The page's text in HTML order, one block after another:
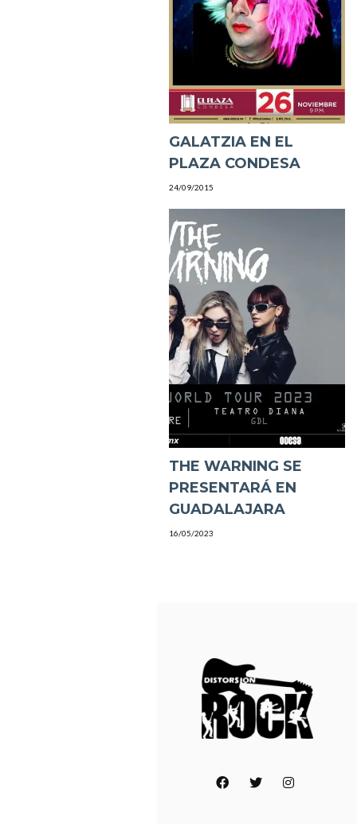
GALATZIA EN EL
PLAZA CONDESA
24/09/2015
THE WARNING SE
PRESENTARÁ EN
GUADALAJARA
16/05/2023